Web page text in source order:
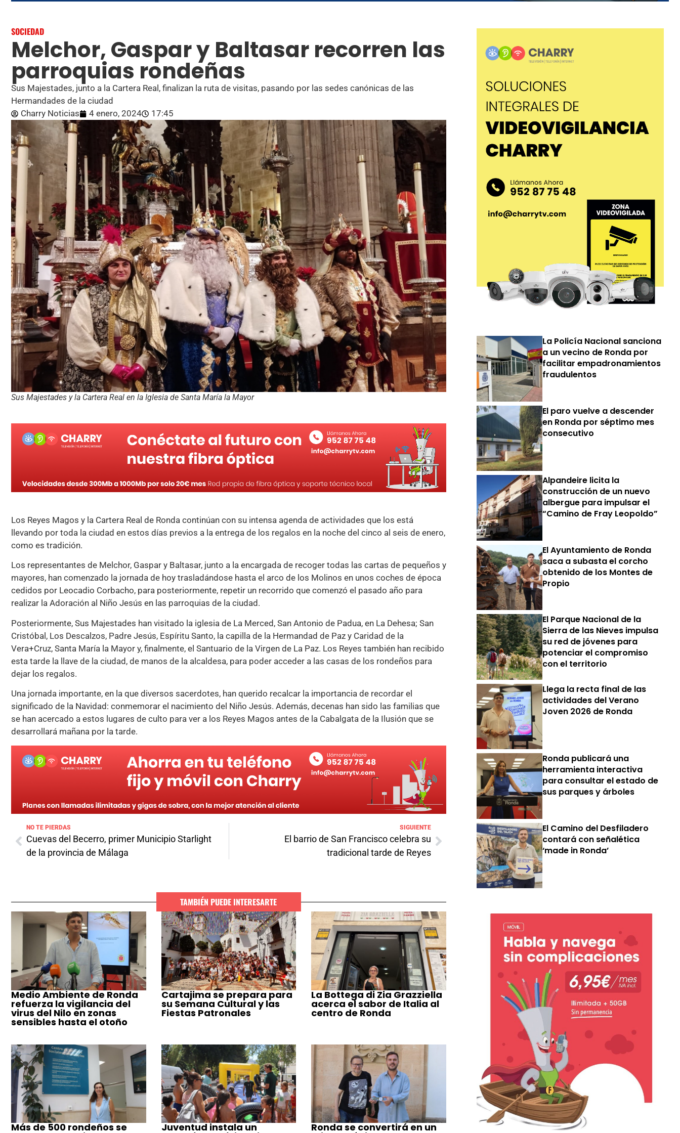
SOCIEDAD
Melchor, Gaspar y Baltasar recorren las
parroquias rondeñas
Sus Majestades, junto a la Cartera Real, finalizan la ruta de visitas, pasando por las sedes canónicas de las
Hermandades de la ciudad
Charry Noticias
4 enero, 2024 17:45
Sus Majestades y la Cartera Real en la Iglesia de Santa María la Mayor
Los Reyes Magos y la Cartera Real de Ronda continúan con su intensa agenda de actividades que los está
llevando por toda la ciudad en estos días previos a la entrega de los regalos en la noche del cinco al seis de enero,
como es tradición.
Los representantes de Melchor, Gaspar y Baltasar, junto a la encargada de recoger todas las cartas de pequeños y
mayores, han comenzado la jornada de hoy trasladándose hasta el arco de los Molinos en unos coches de época
cedidos por Leocadio Corbacho, para posteriormente, repetir un recorrido que comenzó el pasado año para
realizar la Adoración al Niño Jesús en las parroquias de la ciudad.
Posteriormente, Sus Majestades han visitado la iglesia de La Merced, San Antonio de Padua, en La Dehesa; San
Cristóbal, Los Descalzos, Padre Jesús, Espíritu Santo, la capilla de la Hermandad de Paz y Caridad de la
Vera+Cruz, Santa María la Mayor y, finalmente, el Santuario de la Virgen de La Paz. Los Reyes también han recibido
esta tarde la llave de la ciudad, de manos de la alcaldesa, para poder acceder a las casas de los rondeños para
dejar los regalos.
Una jornada importante, en la que diversos sacerdotes, han querido recalcar la importancia de recordar el
significado de la Navidad: conmemorar el nacimiento del Niño Jesús. Además, decenas han sido las familias que
se han acercado a estos lugares de culto para ver a los Reyes Magos antes de la Cabalgata de la Ilusión que se
desarrollará mañana por la tarde.
NO TE PIERDAS
Cuevas del Becerro, primer Municipio Starlight
de la provincia de Málaga
SIGUIENTE
El barrio de San Francisco celebra su
tradicional tarde de Reyes
TAMBIÉN PUEDE INTERESARTE
Medio Ambiente de Ronda
refuerza la vigilancia del
virus del Nilo en zonas
sensibles hasta el otoño
Cartajima se prepara para
su Semana Cultural y las
Fiestas Patronales
La Bottega di Zia Grazziella
acerca el sabor de Italia al
centro de Ronda
Más de 500 rondeños se Juventud instala un Ronda se convertirá en un
La Policía Nacional sanciona
a un vecino de Ronda por
facilitar empadronamientos
fraudulentos
El paro vuelve a descender
en Ronda por séptimo mes
consecutivo
Alpandeire licita la
construcción de un nuevo
albergue para impulsar el
“Camino de Fray Leopoldo”
El Ayuntamiento de Ronda
saca a subasta el corcho
obtenido de los Montes de
Propio
El Parque Nacional de la
Sierra de las Nieves impulsa
su red de jóvenes para
potenciar el compromiso
con el territorio
Llega la recta final de las
actividades del Verano
Joven 2026 de Ronda
Ronda publicará una
herramienta interactiva
para consultar el estado de
sus parques y árboles
El Camino del Desfiladero
contará con señalética
‘made in Ronda’